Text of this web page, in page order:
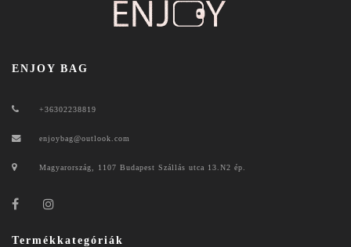
ENJOY BAG
+36302238819
enjoybag@outlook.com
Magyarország, 1107 Budapest Szállás utca 13.N2 ép.
Termékkategóriák